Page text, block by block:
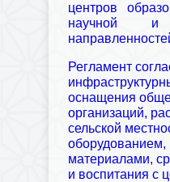
центров
научной и
Регламент
оснащения
организаций,
сельской
материалами,
и воспитания с